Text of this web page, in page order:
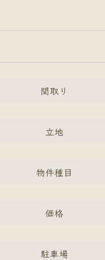
間取り
立地
物件種目
価格
駐車場